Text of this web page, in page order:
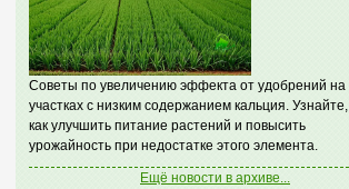
Советы по увеличению эффекта от удобрений на
участках с низким содержанием кальция. Узнайте,
как улучшить питание растений и повысить
урожайность при недостатке этого элемента.
Ещё новости в архиве...